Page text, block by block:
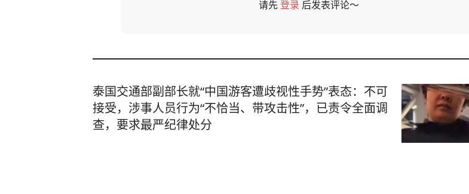
请先登录 后发表评论～
泰国交通部副部长就“中国游客遭歧视性手势”表态：不可
接受，涉事人员行为“不恰当、带攻击性”，已责令全面调
查，要求最严纪律处分